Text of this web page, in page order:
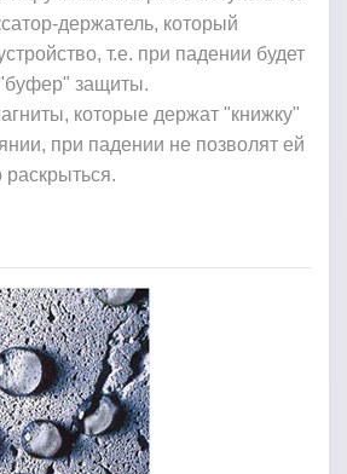
держатель, который
т.е. при падении будет
защиты.
которые держат "книжку"
при падении не позволят ей